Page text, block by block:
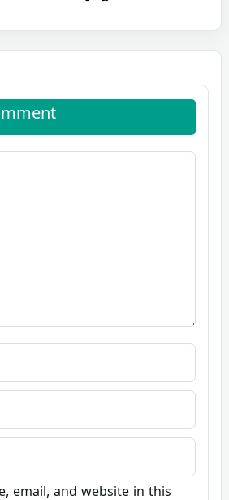
email, and website in this